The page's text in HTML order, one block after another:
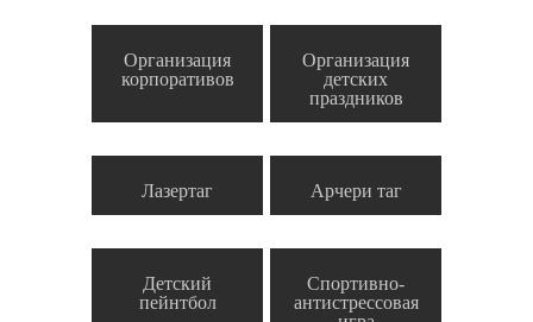
Организация
корпоративов
Организация
детских
праздников
Лазертаг Арчери таг
Детский
пейнтбол
Спортивно-
антистрессовая